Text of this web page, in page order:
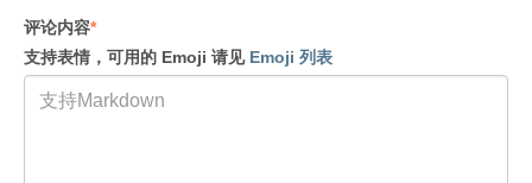
评论内容*
支持表情，可用的 Emoji 请见 Emoji 列表